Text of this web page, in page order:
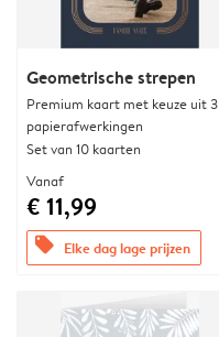
Geometrische strepen
Premium kaart met keuze uit 3
papierafwerkingen
Set van 10 kaarten
Vanaf
€ 11,99
offers Elke dag lage prijzen